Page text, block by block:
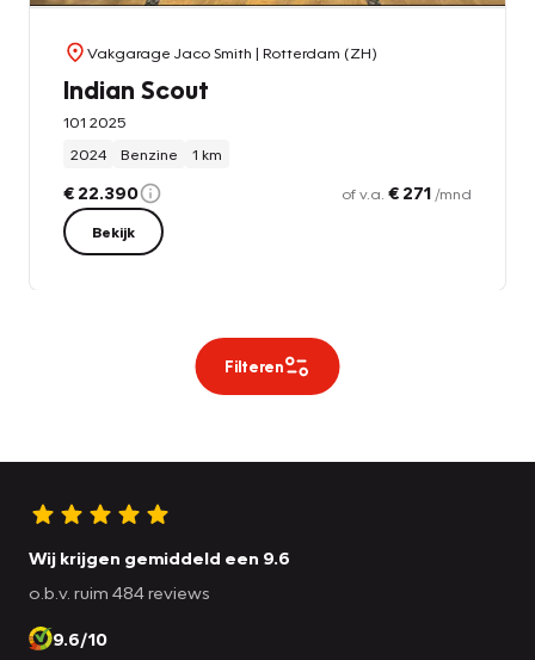
Vakgarage Jaco Smith | Rotterdam (ZH)
Indian Scout
101 2025
2024
Benzine 1 km
€ 22.390 of v.a. € 271 /mnd
Bekijk
Filteren
Wij krijgen gemiddeld een 9.6
o.b.v. ruim 484 reviews
9.6/10